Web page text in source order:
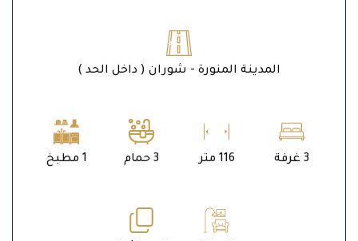
المدينة المنورة - شوران ( داخل الحد )
3 غرفة 116 متر 3 حمام 1 مطبخ